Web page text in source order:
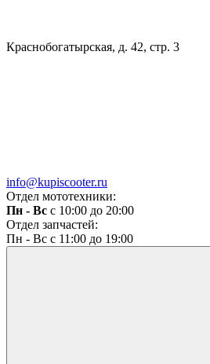
Краснобогатырская, д. 42, стр. 3
info@kupiscooter.ru
Отдел мототехники:
Пн - Вс с 10:00 до 20:00
Отдел запчастей:
Пн - Вс с 11:00 до 19:00